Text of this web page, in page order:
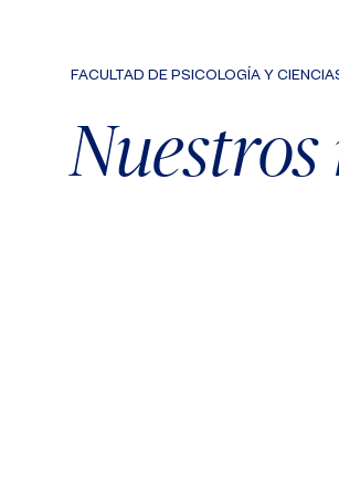
FACULTAD DE PSICOLOGÍA Y
Nuestros